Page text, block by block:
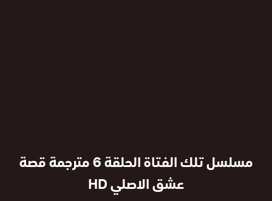
مسلسل تلك الفتاة الحلقة 6 مترجمة قصة
عشق الاصلي HD